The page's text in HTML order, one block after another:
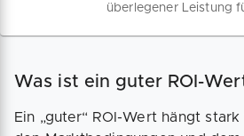
überlegener Leistung
durch Benchmarking
Was ist ein guter ROI-
Ein „guter“ ROI-Wert hängt